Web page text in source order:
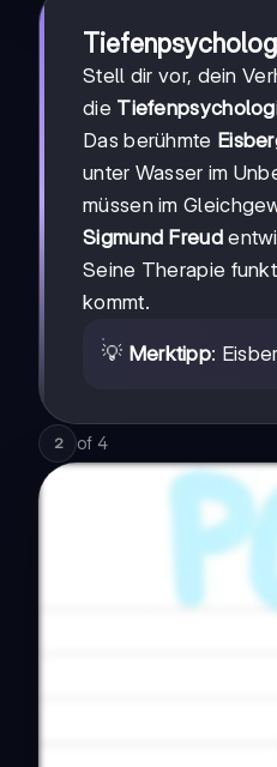
Stell dir vor, dein
die
Das berühmte
unter Wasser im
müssen im
Sigmund Freud
Seine Therapie
kommt.
💡 Merktipp:
2 of 4